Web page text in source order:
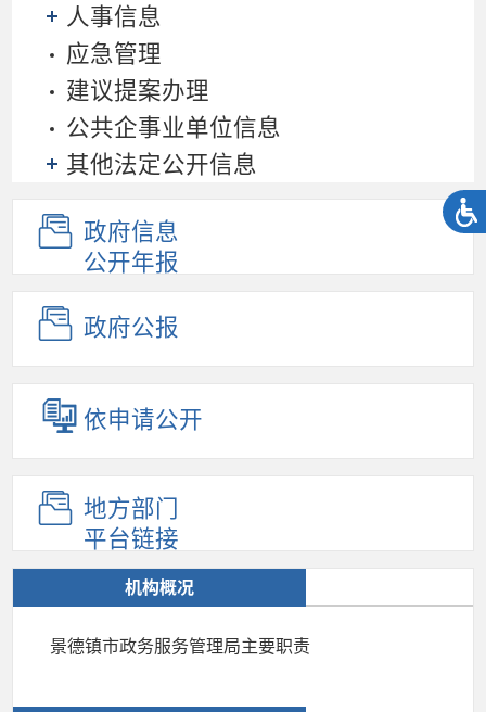
人事信息
应急管理
建议提案办理
公共企事业单位信息
其他法定公开信息
政府信息
公开年报
政府公报
依申请公开
地方部门
平台链接
机构概况
景德镇市政务服务管理局主要职责